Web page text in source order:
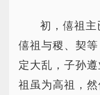
初，僖祖主
僖祖与稷、契
定大乱，子孙
祖虽为高祖，